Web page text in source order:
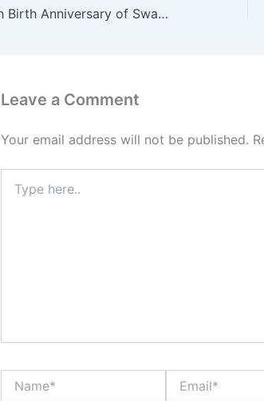
150th Birth Anniversary of Swami Vivekananda
Leave a Comment
Your email address will not be published.
here..